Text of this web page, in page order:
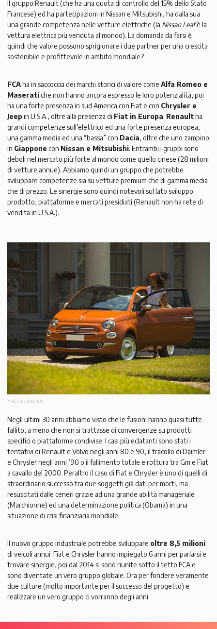
Il gruppo Renault (che ha una quota di controllo del 15% dello Stato
Francese) ed ha partecipazioni in Nissan e Mitsubishi, ha dalla sua
una grande competenza nelle vetture elettriche (la Nissan Leafè la
vettura elettrica più venduta al mondo). La domanda da farsi è
quindi che valore possono sprigionare i due partner per una crescita
sostenibile e profittevole in ambito mondiale?
FCAha in saccoccia dei marchi storici di valore come Alfa Romeo e
Maseratiche non hanno ancora espresso le loro potenzialità, poi
ha una forte presenza in sud America con Fiat e con Chrysler e
Jeepin U.S.A., oltre alla presenza di Fiat in Europa. Renaultha
grandi competenze sull’elettrico ed una forte presenza europea,
una gamma media ed una “bassa” con Dacia, oltre che uno zampino
in Giappone con Nissan e Mitsubishi. Entrambi i gruppi sono
deboli nel mercato più forte al mondo come quello cinese (28 milioni
di vetture annue). Abbiamo quindi un gruppo che potrebbe
sviluppare competenze sia su vetture premium che di gamma media
che di prezzo. Le sinergie sono quindi notevoli sul lato sviluppo
prodotto, piattaforme e mercati presidiati (Renault non ha rete di
vendita in U.S.A.).
Fiat Cinquecento
Negli ultimi 30 anni abbiamo visto che le fusioni hanno quasi tutte
fallito, a meno che non si trattasse di convergenze su prodotti
specifici o piattaforme condivise. I casi più eclatanti sono stati i
tentativi di Renault e Volvo negli anni 80 e 90, il tracollo di Daimler
e Chrysler negli anni ’90 o il fallimento totale e rottura tra Gm e Fiat
a cavallo del 2000. Peraltro il caso di Fiat e Chrysler è uno di quelli di
straordinario successo tra due soggetti già dati per morti, ma
resuscitati dalle ceneri grazie ad una grande abilità manageriale
(Marchionne) ed una determinazione politica (Obama) in una
situazione di crisi finanziaria mondiale.
Il nuovo gruppo industriale potrebbe sviluppare oltre 8,5 milioni
di veicoli annui. Fiat e Chrysler hanno impiegato 6 anni per parlarsi e
trovare sinergie, poi dal 2014 si sono riunite sotto il tetto FCA e
sono diventate un vero gruppo globale. Ora per fondere veramente
due culture (molto importante per il successo del progetto) e
realizzare un vero gruppo ci vorranno degli anni.